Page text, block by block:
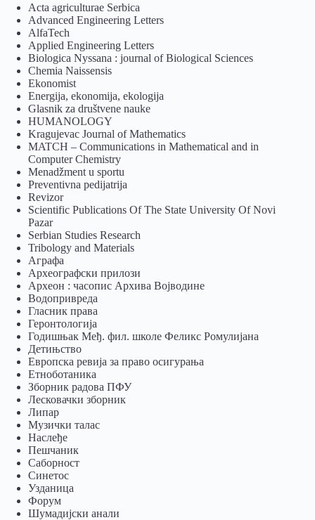
Acta agriculturae Serbica
Advanced Engineering Letters
AlfaTech
Applied Engineering Letters
Biologica Nyssana : journal of Biological Sciences
Chemia Naissensis
Ekonomist
Energija, ekonomija, ekologija
Glasnik za društvene nauke
HUMANOLOGY
Kragujevac Journal of Mathematics
MATCH – Communications in Mathematical and in
Computer Chemistry
Menadžment u sportu
Preventivna pedijatrija
Revizor
Scientific Publications Of The State University Of Novi
Pazar
Serbian Studies Research
Tribology and Materials
Аграфа
Археографски прилози
Археон : часопис Архива Војводине
Водопривреда
Гласник права
Геронтологија
Годишњак Међ. фил. школе Феликс Ромулијана
Детињство
Европска ревија за право осигурања
Eтноботаника
Зборник радова ПФУ
Лесковачки зборник
Липар
Музички талас
Наслеђе
Пешчаник
Саборност
Синетос
Узданица
Форум
Шумадијски анали